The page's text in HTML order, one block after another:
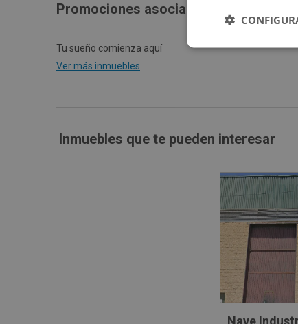
Promociones asociadas
Tu sueño comienza aquí
Ver más inmuebles
Inmuebles que te pueden interesar